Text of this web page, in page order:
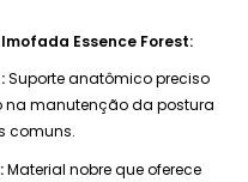
Essence Forest:
Suporte anatômico preciso
na manutenção da postura
comuns.
Material nobre que oferece